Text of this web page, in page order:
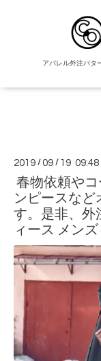
アパレル外注パタ
2019 /09 / 19 09:48
春物依頼や
ンピースなど
す。是非、外
ィース メンズ